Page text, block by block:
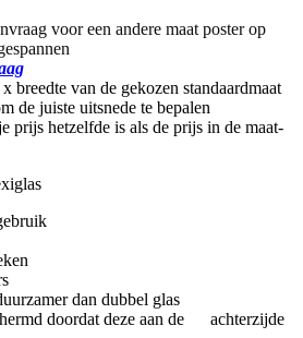
voor een andere maat poster op
breedte van de gekozen standaardmaat
de juiste uitsnede te bepalen
prijs hetzelfde is als de prijs in de maat-
dan dubbel glas
doordat deze aan de achterzijde